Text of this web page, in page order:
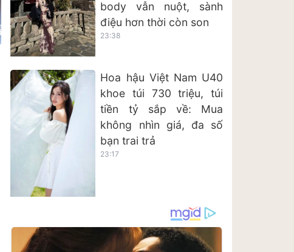
body vẫn nuột, sành
điệu hơn thời còn son
23:38
Hoa hậu Việt Nam U40
khoe túi 730 triệu, túi
tiền tỷ sắp về: Mua
không nhìn giá, đa số
bạn trai trả
23:17